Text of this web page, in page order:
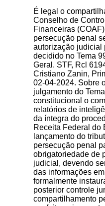
É legal o
Conselho de
Financeiras
persecução penal
autorização judicial
decidido no Tema
Geral. STF, Rcl
Cristiano Zanin,
02-04-2024. Sobre
julgamento do
constitucional o
relatórios de
da íntegra do
Receita Federal do
lançamento do
persecução penal
obrigatoriedade de
judicial, devendo
das informações
formalmente
posterior controle
compartilhamento